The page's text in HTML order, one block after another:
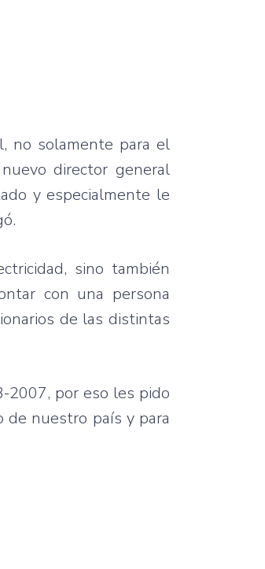
no solamente para el
director general
y especialmente le
sino también
con una persona
de las distintas
2007, por eso les pido
de nuestro país y para